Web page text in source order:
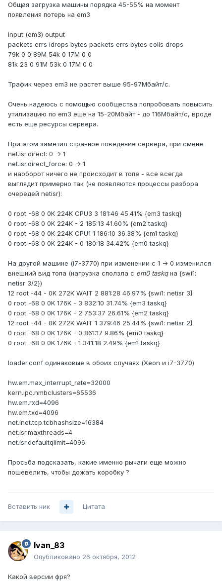
Общая загрузка машины порядка 45-55% на момент
появления потерь на em3
input (em3) output
packets errs idrops bytes packets errs bytes colls drops
79k 0 0 89M 54k 0 17M 0 0
81k 23 0 91M 53k 0 17M 0 0
Трафик через em3 не растет выше 95-97Мбайт/с.
Очень надеюсь с помощью сообщества попробовать повысить
утилизацию по em3 еще на 15-20Мбайт - до 116Мбайт/с, вроде
есть еще ресурсы сервера.
При этом заметил странное поведение сервера, при смене
net.isr.direct: 0 -> 1
net.isr.direct_force: 0 -> 1
и наоборот ничего не происходит в топе - все всегда
выглядит примерно так (не появляются процессы разбора
очередей netisr):
0 root -68 0 0K 224K CPU3 3 181:46 45.41% {em3 taskq}
0 root -68 0 0K 224K - 2 185:13 41.60% {em2 taskq}
0 root -68 0 0K 224K CPU1 1 186:10 36.38% {em1 taskq}
0 root -68 0 0K 224K - 0 180:18 34.42% {em0 taskq}
На другой машине (i7-3770) при изменении с 1 -> 0 изменился
внешний вид топа (нагрузка сползла с em0 taskqна {swi1:
netisr 3/2})
12 root -44 - 0K 272K WAIT 2 881:28 46.97% {swi1: netisr 3}
0 root -68 0 0K 176K - 3 832:10 31.74% {em3 taskq}
0 root -68 0 0K 176K - 2 753:37 26.61% {em2 taskq}
12 root -44 - 0K 272K WAIT 1 379:46 25.44% {swi1: netisr 2}
0 root -68 0 0K 176K - 0 861:17 9.86% {em0 taskq}
0 root -68 0 0K 176K - 1 341:18 2.49% {em1 taskq}
loader.conf одинаковые в обоих случаях (Xeon и i7-3770)
hw.em.max_interrupt_rate=32000
kern.ipc.nmbclusters=65536
hw.em.rxd=4096
hw.em.txd=4096
net.inet.tcp.tcbhashsize=16384
net.isr.maxthreads=4
net.isr.defaultqlimit=4096
Просьба подсказать, какие именно рычаги еще можно
пошевелить, чтобы дожать коробку ?
Вставить ник Цитата
Ivan_83
Опубликовано 26 октября, 2012
Какой версии фря?